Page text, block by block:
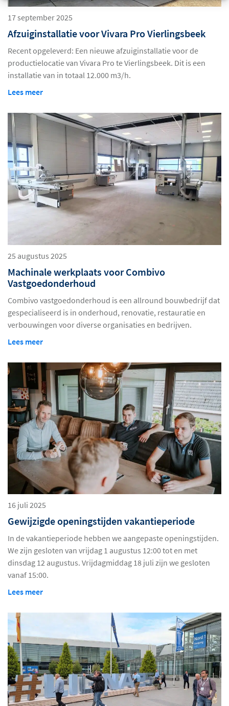
17 september 2025
Afzuiginstallatie voor Vivara Pro Vierlingsbeek
Recent opgeleverd: Een nieuwe afzuiginstallatie voor de
productielocatie van Vivara Pro te Vierlingsbeek. Dit is een
installatie van in totaal 12.000 m3/h.
Lees meer
25 augustus 2025
Machinale werkplaats voor Combivo
Vastgoedonderhoud
Combivo vastgoedonderhoud is een allround bouwbedrijf dat
gespecialiseerd is in onderhoud, renovatie, restauratie en
verbouwingen voor diverse organisaties en bedrijven.
Lees meer
16 juli 2025
Gewijzigde openingstijden vakantieperiode
In de vakantieperiode hebben we aangepaste openingstijden.
We zijn gesloten van vrijdag 1 augustus 12:00 tot en met
dinsdag 12 augustus. Vrijdagmiddag 18 juli zijn we gesloten
vanaf 15:00.
Lees meer